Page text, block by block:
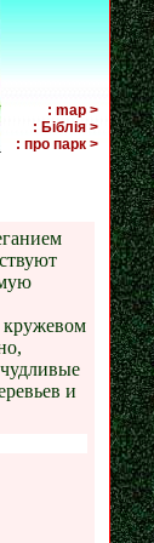
: map >
: Біблія >
: про парк >
и